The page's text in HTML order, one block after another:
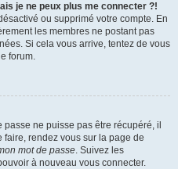
je ne peux plus me connecter ?!
ou supprimé votre compte. En
les membres ne postant pas
Si cela vous arrive, tentez de vous
forum.
ne puisse pas être récupéré, il
rendez vous sur la page de
mot de passe. Suivez les
à nouveau vous connecter.